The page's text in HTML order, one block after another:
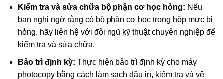
Kiểm tra và sửa chữa bộ phận cơ học hỏng: Nếu
bạn nghi ngờ rằng có bộ phận cơ học trong hộp mực bị
hỏng, hãy liên hệ với đội ngũ kỹ thuật chuyên nghiệp để
kiểm tra và sửa chữa.
Bảo trì định kỳ: Thực hiện bảo trì định kỳ cho máy
photocopy bằng cách làm sạch đầu in, kiểm tra và vệ